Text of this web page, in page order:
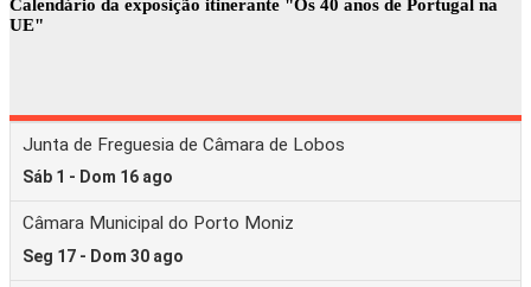
Calendário da exposição itinerante "Os 40 anos de Portugal na
UE"